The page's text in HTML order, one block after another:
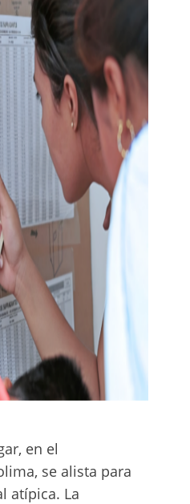
en el
se alista para
atípica. La